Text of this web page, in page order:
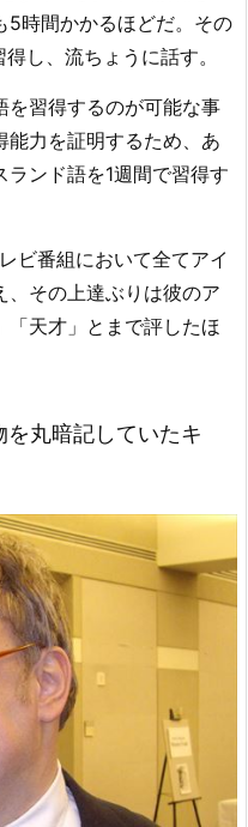
5時間かかるほどだ。その
し、流ちょうに話す。
を習得するのが可能な事
能力を証明するため、あ
ンド語を1週間で習得す
ビ番組において全てアイ
、その上達ぶりは彼のア
「天才」とまで評したほ
丸暗記していたキ